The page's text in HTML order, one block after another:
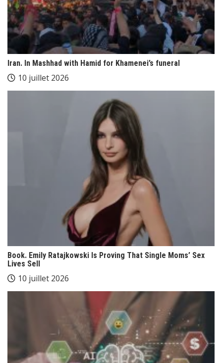
Iran. In Mashhad with Hamid for Khamenei’s funeral
10 juillet 2026
Book. Emily Ratajkowski Is Proving That Single Moms’ Sex
Lives Sell
10 juillet 2026